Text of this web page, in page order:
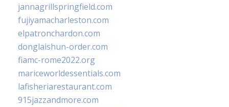
jannagrillspringfield.com
fujiyamacharleston.com
elpatronchardon.com
donglaishun-order.com
fiamc-rome2022.org
mariceworldessentials.com
lafisheriarestaurant.com
915jazzandmore.com